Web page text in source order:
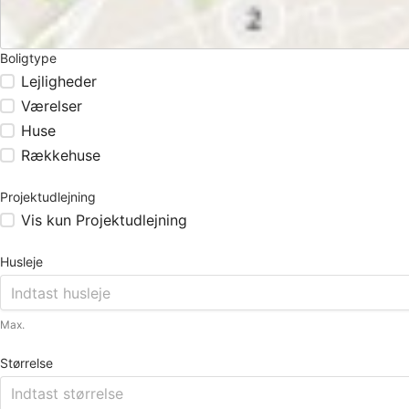
Boligtype
Lejligheder
Værelser
Huse
Rækkehuse
Projektudlejning
Vis kun Projektudlejning
Husleje
Max.
Størrelse